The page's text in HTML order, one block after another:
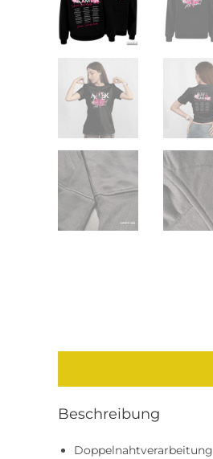
Beschreibung
Doppelnahtverarbeitung